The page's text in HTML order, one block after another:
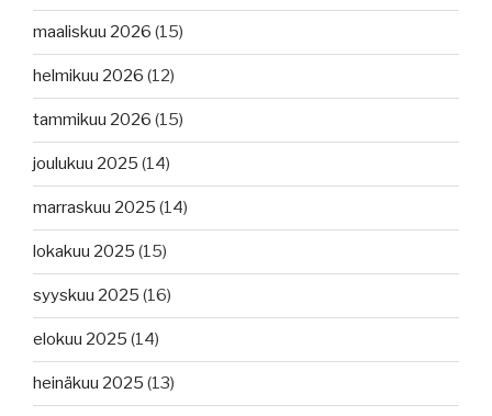
maaliskuu 2026 (15)
helmikuu 2026 (12)
tammikuu 2026 (15)
joulukuu 2025 (14)
marraskuu 2025 (14)
lokakuu 2025 (15)
syyskuu 2025 (16)
elokuu 2025 (14)
heinäkuu 2025 (13)